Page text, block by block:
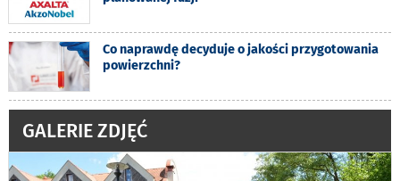
Co naprawdę decyduje o jakości przygotowania
powierzchni?
GALERIE ZDJĘĆ